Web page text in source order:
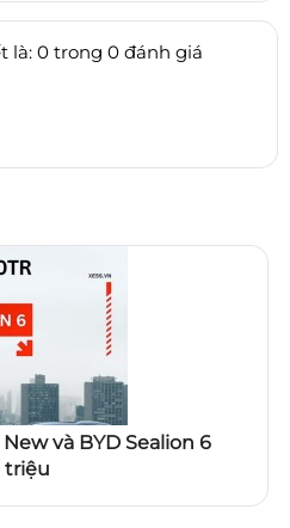
là: 0 trong 0 đánh giá
và BYD Sealion 6
triệu